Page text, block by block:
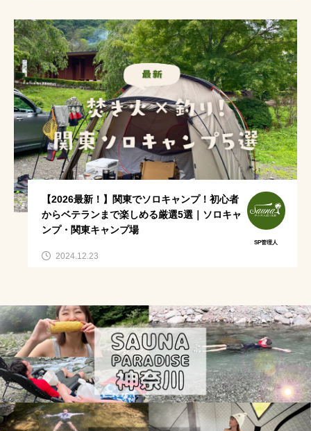
水曜日のダウンタウン 冬 サウナ女子
薪サウナの効果 カップルサウナ特集 東海
水風呂代わり 露出控えめ水着 虫よけ
名探偵津田 ソロキャンプ サ活デート
薪サウナの魅力 東京 天然サウナ
肌見せなし水着 虫よけ対策 ロケ地
キャンプ初心者 サウナ苦手な人にもオススメ
肌見せしたくない
サウナ持ち物 アウトドアサウナ
アウトドア水着 サウナ飯 千葉
赤外線サウナマットレス 川サウナ
サウナ水着 川サウナ関東 愛知
【2026最新！】関東でソロキャンプ！初心者
からベテランまで楽しめる厳選5選｜ソロキャ
ンプ・関東キャンプ場
SP管理人
2024.12.23